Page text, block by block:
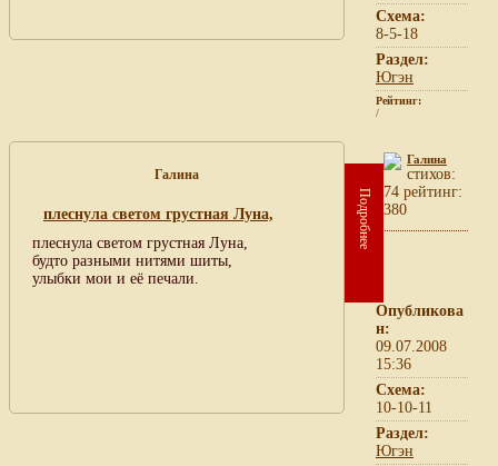
Схема:
8-5-18
Раздел:
Югэн
Рейтинг:
/
Галина
плеснула светом грустная Луна,
плеснула светом грустная Луна,
будто разными нитями шиты,
улыбки мои и её печали.
Подробнее
Галина
cтихов:
74 рейтинг:
380
Опубликова
н:
09.07.2008
15:36
Схема:
10-10-11
Раздел:
Югэн